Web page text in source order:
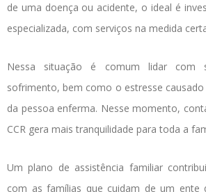
de uma doença ou acidente, o ideal é
especializada, com serviços na medida
Nessa situação é comum lidar com
sofrimento, bem como o estresse
da pessoa enferma. Nesse momento,
CCR gera mais tranquilidade para toda a
Um plano de assistência familiar
com as famílias que cuidam de um ente